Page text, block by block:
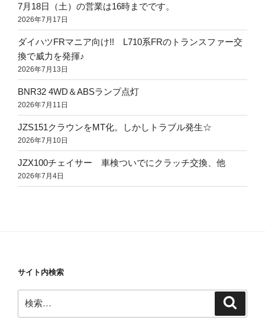
7月18日（土）の営業は16時までです。
2026年7月17日
ダイハツFRマニア向け!! L710系FRのトランスファー交
換で威力を発揮♪
2026年7月13日
BNR32 4WD＆ABSランプ点灯
2026年7月11日
JZS151クラウンをMT化。しかしトラブル発生☆
2026年7月10日
JZX100チェイサー 車検ついでにクラッチ交換、他
2026年7月4日
サイト内検索
索: